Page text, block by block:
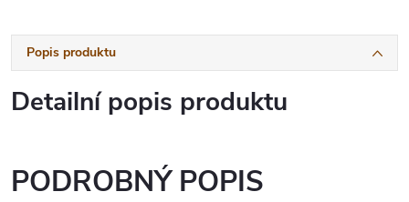
Popis produktu
Detailní popis produktu
PODROBNÝ POPIS